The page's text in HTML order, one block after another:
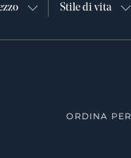
Stile di vita
ORDINA PER